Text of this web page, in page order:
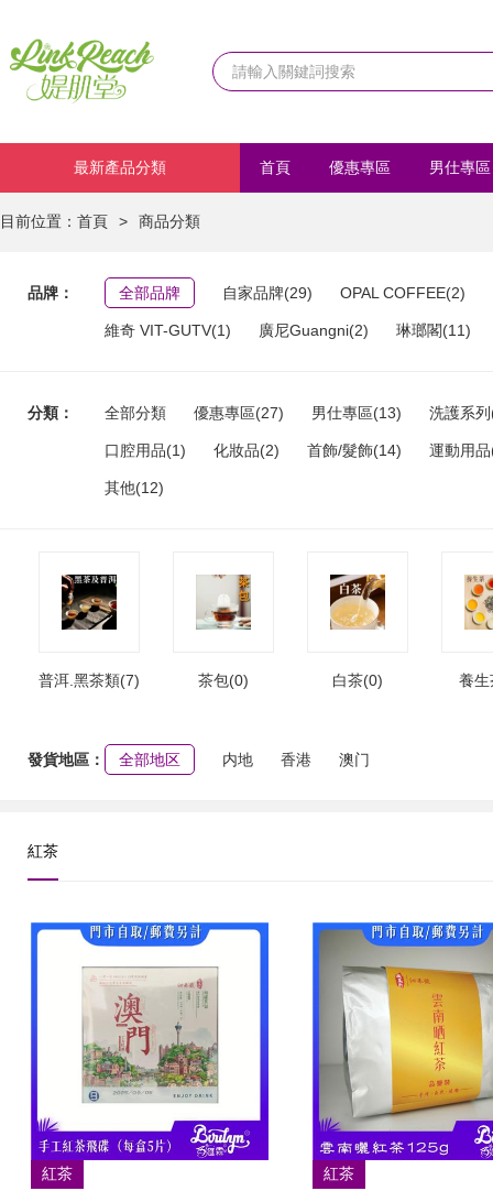
最新產品分類 首頁 優惠專區 男仕專區
目前位置： 首頁 > 商品分類
品牌： 全部品牌 自家品牌(29) OPAL COFFEE(2)
維奇 VIT-GUTV(1) 廣尼Guangni(2) 琳瑯閣(11)
分類： 全部分類 優惠專區(27) 男仕專區(13) 洗護系
口腔用品(1) 化妝品(2) 首飾/髮飾(14) 運動用
其他(12)
普洱.黑茶類(7) 茶包(0) 白茶(0) 養
發貨地區： 全部地区 内地 香港 澳门
紅茶
紅茶 紅茶